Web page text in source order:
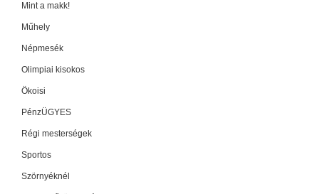
Mint a makk!
Műhely
Népmesék
Olimpiai kisokos
Ökoisi
PénzÜGYES
Régi mesterségek
Sportos
Szörnyéknél